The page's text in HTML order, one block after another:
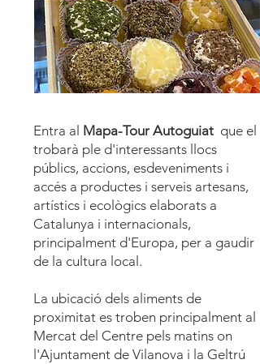
Entra al Mapa-Tour Autoguiat que el
trobarà ple d'interessants llocs
públics, accions, esdeveniments i
accés a productes i serveis artesans,
artístics i ecològics elaborats a
Catalunya i internacionals,
principalment d'Europa, per a gaudir
de la cultura local.
​La ubicació dels aliments de
proximitat es troben principalment al
Mercat del Centre pels matins on
l'Ajuntament de Vilanova i la Geltrú